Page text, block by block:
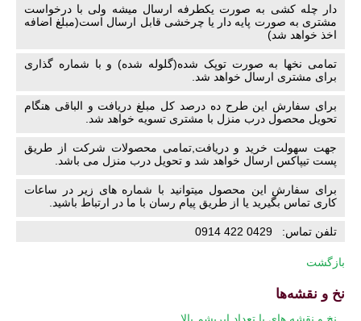
دار چله کشی به صورت یکطرفه ارسال میشه ولی با درخواست
مشتری به صورت پایه دار یا چرخشی قابل ارسال است(مبلغ اضافه
اخذ خواهد شد)
تمامی نخها به صورت توپک شده(گلوله شده) و با شماره گذاری
برای مشتری ارسال خواهد شد.
برای سفارش این طرح ده درصد کل مبلغ دریافت و الباقی هنگام
تحویل محصول درب منزل با مشتری تسویه خواهد شد.
جهت سهولت خرید و دریافت,تمامی محصولات شرکت از طریق
پست تیپاکس ارسال خواهد شد و تحویل درب منزل می باشد.
برای سفارش این محصول میتوانید با شماره های زیر در ساعات
کاری تماس بگیرید یا از طریق پیام رسان با ما در ارتباط باشید.
تلفن تماس: 0429 422 0914
بازگشت
نخ و نقشه‌ها
پریدن